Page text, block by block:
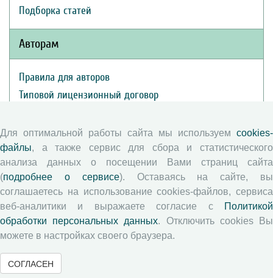
Подборка статей
Авторам
Правила для авторов
Типовой лицензионный договор
Согласие на обработку персональных данных
Авторские права
Рецензентам
Памятка рецензенту
Положение о рецензировании
Форма рецензии
Для оптимальной работы сайта мы используем cookies-
файлы, а также сервис для сбора и статистического
анализа данных о посещении Вами страниц сайта
(подробнее о сервисе). Оставаясь на сайте, вы
соглашаетесь на использование cookies-файлов, сервиса
веб-аналитики и выражаете согласие с
Политикой
обработки персональных данных. Отключить cookies Вы
можете в настройках своего браузера.
СОГЛАСЕН